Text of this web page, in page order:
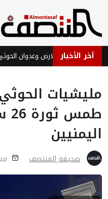
آخر الأخبار
مليشيات
اليمنيين
صحيفة المنتصف